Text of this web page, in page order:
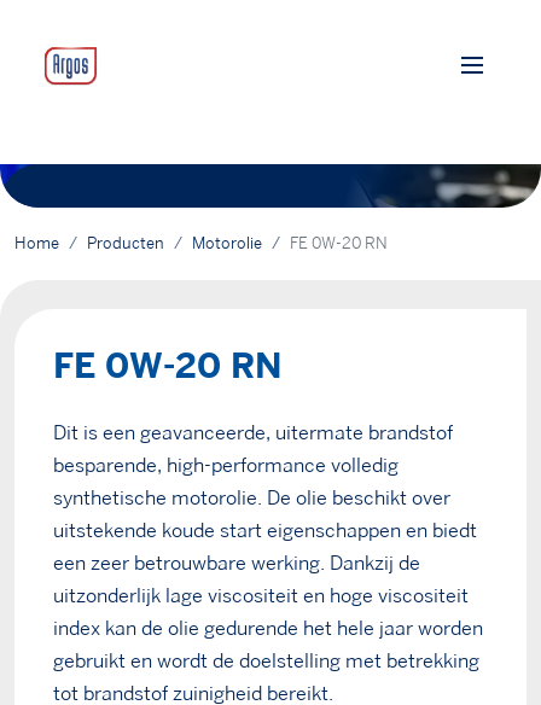
Home Producten Motorolie FE 0W-20 RN
FE 0W-20 RN
Dit is een geavanceerde, uitermate brandstof
besparende, high-performance volledig
synthetische motorolie. De olie beschikt over
uitstekende koude start eigenschappen en biedt
een zeer betrouwbare werking. Dankzij de
uitzonderlijk lage viscositeit en hoge viscositeit
index kan de olie gedurende het hele jaar worden
gebruikt en wordt de doelstelling met betrekking
tot brandstof zuinigheid bereikt.